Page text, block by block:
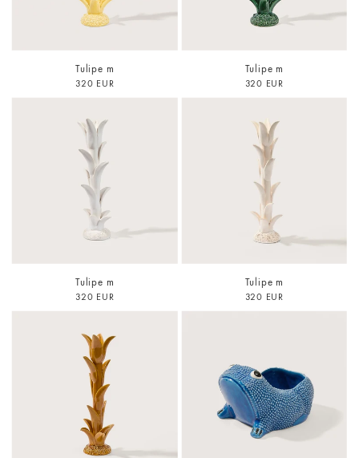
Tulipe m
320 EUR
Tulipe m
320 EUR
Tulipe m
320 EUR
Tulipe m
320 EUR